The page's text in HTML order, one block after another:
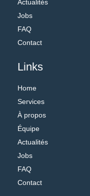
Actualités
Jobs
FAQ
Contact
Links
Home
Services
À propos
Équipe
Actualités
Jobs
FAQ
Contact